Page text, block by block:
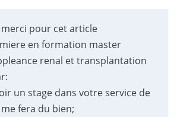
pour cet article
en formation master
renal et transplantation
un stage dans votre service de
fera du bien;